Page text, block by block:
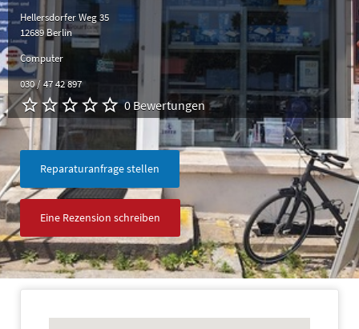
Hellersdorfer Weg 35
12689 Berlin
Computer
030 / 47 42 897
0 Bewertungen
Reparaturanfrage stellen
Eine Rezension schreiben